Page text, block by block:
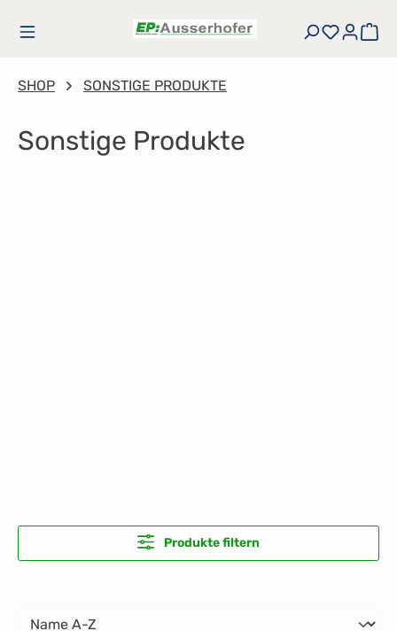
Zum Hauptinhalt springen
Du hast
SHOP SONSTIGE PRODUKTE
Sonstige Produkte
Produkte filtern